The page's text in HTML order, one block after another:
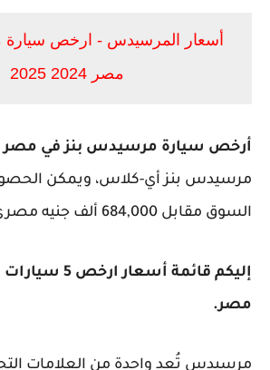
أسعار المرسيدس - ارخص
مصر 2024 2025
أرخص سيارة مرسيدس بنز في مصر لعام
مرسيدس بنز أي-كلاس، ويمكن
السوق مقابل 684,000 ألف جنيه مصري​​.
إليكم قائمة
مصر.
مرسيدس تُعد واحدة من العلامات